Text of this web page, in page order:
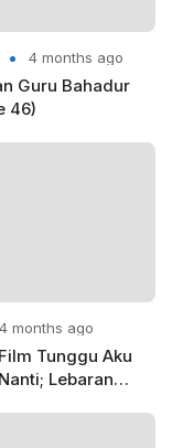
4 months ago
Guru Bahadur
46)
4 months ago
Tunggu Aku
Lebaran